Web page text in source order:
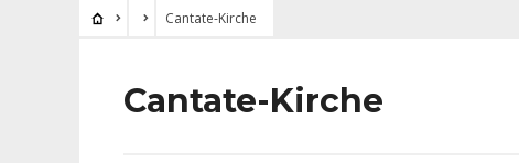
Cantate-Kirche
Cantate-Kirche